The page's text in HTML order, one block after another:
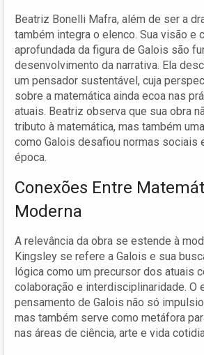
Beatriz Bonelli Mafra, além de ser a
também integra o elenco. Sua visão e
aprofundada da figura de Galois são
desenvolvimento da narrativa. Ela
um pensador sustentável, cuja
sobre a matemática ainda ecoa nas
atuais. Beatriz observa que sua obra
tributo à matemática, mas também
como Galois desafiou normas sociais
época.
Conexões Entre
Moderna
A relevância da obra se estende à
Kingsley se refere a Galois e sua
lógica como um precursor dos atuais
colaboração e interdisciplinaridade. O
pensamento de Galois não só
mas também serve como metáfora
nas áreas de ciência, arte e vida